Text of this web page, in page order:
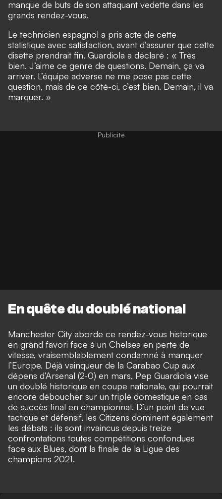
manque de buts de son attaquant vedette dans les
grands rendez-vous.
Le technicien espagnol a pris acte de cette
statistique avec satisfaction, avant d’assurer que cette
disette prendrait fin. Guardiola a déclaré : « Très
bien. J’aime ce genre de questions. Demain, ça va
arriver. L’équipe adverse ne me pose pas cette
question, mais de ce côté-ci, c’est bien. Demain, il va
marquer. »
En quête du doublé national
Manchester City aborde ce rendez-vous historique
en grand favori face à un Chelsea en perte de
vitesse, vraisemblablement condamné à manquer
l’Europe. Déjà vainqueur de la Carabao Cup aux
dépens d’Arsenal (2-0) en mars, Pep Guardiola vise
un doublé historique en coupe nationale, qui pourrait
encore déboucher sur un triplé domestique en cas
de succès final en championnat. D’un point de vue
tactique et défensif, les Citizens dominent également
les débats : ils sont invaincus depuis treize
confrontations toutes compétitions confondues
face aux Blues, dont la finale de la Ligue des
champions 2021.